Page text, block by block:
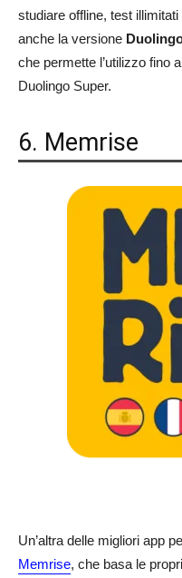
studiare offline, test
anche la versione
che permette l’utilizzo fino
Duolingo Super.
6. Memrise
Un’altra delle migliori app
Memrise, che basa le